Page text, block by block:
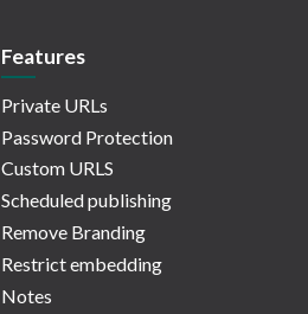
Features
Private URLs
Password Protection
Custom URLS
Scheduled publishing
Remove Branding
Restrict embedding
Notes